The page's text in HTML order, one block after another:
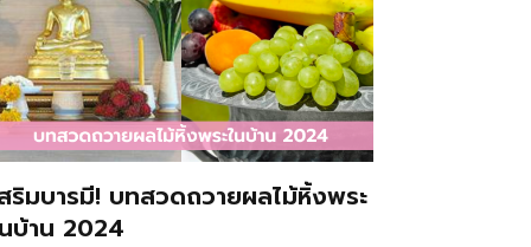
ริมบารมี! บทสวดถวายผลไม้หิ้งพระ
บ้าน 2024